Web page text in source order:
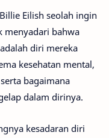
Eilish seolah ingin
menyadari bahwa
diri mereka
kesehatan mental,
bagaimana
dalam dirinya.
kesadaran diri